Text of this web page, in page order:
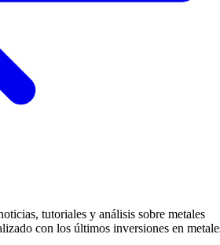
tutoriales y análisis sobre metales
con los últimos inversiones en